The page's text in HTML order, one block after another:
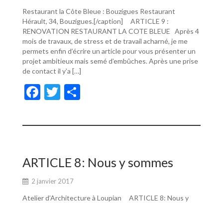
Restaurant la Côte Bleue : Bouzigues Restaurant
Hérault, 34, Bouzigues.[/caption] ARTICLE 9 :
RENOVATION RESTAURANT LA COTE BLEUE Après 4
mois de travaux, de stress et de travail acharné, je me
permets enfin d’écrire un article pour vous présenter un
projet ambitieux mais semé d’embûches. Après une prise
de contact il y’a […]
F
e
o
o
k
T
itt ta
er
ARTICLE 8: Nous y sommes
2 janvier 2017
Atelier d’Architecture à Loupian ARTICLE 8: Nous y